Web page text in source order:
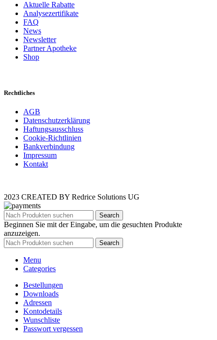
Aktuelle Rabatte
Analysezertifikate
FAQ
News
Newsletter
Partner Apotheke
Shop
Rechtliches
AGB
Datenschutzerklärung
Haftungsausschluss
Cookie-Richtlinien
Bankverbindung
Impressum
Kontakt
2023 CREATED BY Redrice Solutions UG
Search
Beginnen Sie mit der Eingabe, um die gesuchten Produkte
anzuzeigen.
Search
Menu
Categories
Bestellungen
Downloads
Adressen
Kontodetails
Wunschliste
Passwort vergessen